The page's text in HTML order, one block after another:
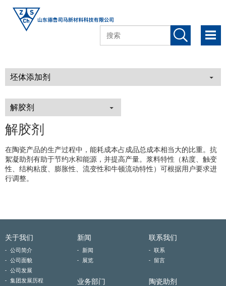
解胶剂
在陶瓷产品的生产过程中，能耗成本占成品总成本相当大的比重。抗
絮凝助剂有助于节约水和能源，并提高产量。浆料特性（粘度、触变
性、结构粘度、膨胀性、流变性和牛顿流动特性）可根据用户要求进
行调整。
关于我们
公司简介
公司面貌
公司发展
集团发展历程
新闻
新闻
展览
联系我们
联系
留言
业务部门 陶瓷助剂